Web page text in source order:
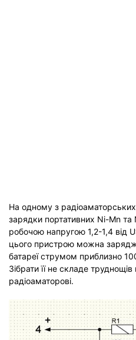
На одному з
зарядки портативних Ni-Mn та
робочою напругою 1,2-1,4 від
цього пристрою можна
батареї струмом приблизно
Зібрати її не складе
радіоаматорові.